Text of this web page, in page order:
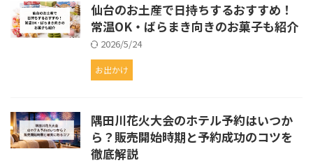
仙台のお土産で日持ちするおすすめ！
常温OK・ばらまき向きのお菓子も紹介
2026/5/24
お出かけ
隅田川花火大会のホテル予約はいつか
ら？販売開始時期と予約成功のコツを
徹底解説